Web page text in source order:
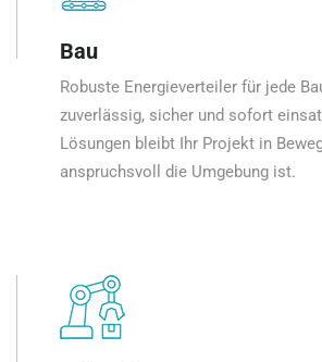
Bau
Robuste Energieverteiler für jede
zuverlässig, sicher und sofort
Lösungen bleibt Ihr Projekt in
anspruchsvoll die Umgebung ist.